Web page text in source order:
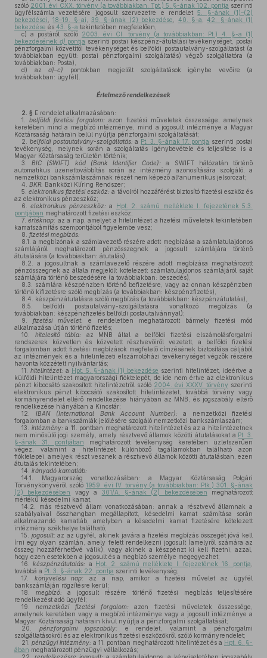
szóló 2001. évi CXX. törvény (a továbbiakban: Tpt.) 5. §-ának 102. pontja szerinti
ügyfélszámla vezetésére jogosult szervezetre e rendelet5. §-ának (1)–(2)
bekezdései ,18–19. §-ai ,39. §-ának (2) bekezdése 40. §-a ,42. §-ának (1)
bekezdése és 43. §-a tekintetében megfelelően,
c) a postáról szóló 2003. évi CI. törvény (a továbbiakban: Pt.) 4. §-a (1)
bekezdésének d) pontja szerinti postai készpénz-átutalási tevékenységet, postai
pénzforgalmi közvetítői tevékenységet és belföldi postautalvány-szolgáltatást (a
továbbiakban együtt: postai pénzforgalmi szolgáltatás) végző szolgáltatóra (a
továbbiakban: Posta),
d) az a)–c) pontokban megjelölt szolgáltatások igénybe vevőire (a
továbbiakban: ügyfél).
Értelmező rendelkezések
2. § E rendelet alkalmazásában:
1.
belföldi fizetési forgalom: azon fizetési műveletek összessége, amelynek
keretében mind a megbízó intézménye, mind a jogosult intézménye a Magyar
Köztársaság határain belül nyújtja pénzforgalmi szolgáltatását;
2.
belföldi postautalvány-szolgáltatás: a Pt. 3. §-ának 17. pontja szerinti postai
tevékenység, melynek során a szolgáltatás igénybevétele és teljesítése is a
Magyar Köztársaság területén történik;
3.
BIC (SWIFT) kód (Bank Identifier Code):
a SWIFT hálózatán történő
automatikus üzenettovábbítás során az intézmény azonosítására szolgáló, a
nemzetközi bankszámlaszámnak részét nem képező alfanumerikus jelsorozat;
4. BKR: Bankközi Klíring Rendszer;
5. elektronikus fizetési eszköz: a távolról hozzáférést biztosító fizetési eszköz és
az elektronikus pénzeszköz;
6.
elektronikus pénzeszköz: a
Hpt. 2. számú melléklete I. fejezetének 5.3.
pontjában meghatározott fizetési eszköz;
7. értéknap: az a nap, amelyet a hitelintézet a fizetési műveletek tekintetében
kamatszámítás szempontjából figyelembe vesz;
8. fizetési megbízás:
8.1. a megbízónak a számlavezető részére adott megbízása a számlatulajdonos
számlájáról meghatározott pénzösszegnek a jogosult számlájára történő
átutalására (a továbbiakban: átutalás),
8.2. a jogosultnak a számlavezető részére adott megbízása meghatározott
pénzösszegnek az általa megjelölt kötelezett számlatulajdonos számlájáról saját
számlájára történő beszedésére (a továbbiakban: beszedés),
8.3. számlára készpénzben történő befizetésre, vagy az onnan készpénzben
történő kifizetésre szóló megbízás (a továbbiakban: készpénzfizetés),
8.4. készpénzátutalásra szóló megbízás (a továbbiakban: készpénzátutalás),
8.5. belföldi postautalvány-szolgáltatásra vonatkozó megbízás (a
továbbiakban: készpénzfizetés belföldi postautalvánnyal);
9.
fizetési művelet:
e rendeletben meghatározott bármely fizetési mód
alkalmazása útján történő fizetés;
10.
hitelesítő tábla: az MNB által a belföldi fizetési elszámolásforgalmi
rendszerek közvetlen és közvetett résztvevőiről vezetett, a belföldi fizetési
forgalomban adott fizetési megbízások megfelelő címzésének biztosítása céljából
az intézmények és a hitelintézeti elszámolóházi tevékenységet végzők részére
havonta közzétett nyilvántartás;
11.
hitelintézet: a Hpt. 5. §-ának (1) bekezdése szerinti hitelintézet, ideértve a
külföldi hitelintézet magyarországi fióktelepét, de ide nem értve az elektronikus
pénzt kibocsátó szakosított hitelintézetről szóló 2004. évi XXXV. törvény szerinti
elektronikus pénzt kibocsátó szakosított hitelintézetet, továbbá törvény vagy
kormányrendelet eltérő rendelkezése hiányában az MNB, és jogszabály eltérő
rendelkezése hiányában a Kincstár;
12.
IBAN (International Bank Account Number): a nemzetközi fizetési
forgalomban a bankszámlák jelölésére szolgáló nemzetközi bankszámlaszám;
13.
intézmény: a 11. pontban meghatározott hitelintézet és az a hitelintézetnek
nem minősülő jogi személy, amely résztvevő államok közötti átutalásokat a Pt. 3.
§-ának 31. pontjában meghatározott tevékenység keretében üzletszerűen
végez, valamint a hitelintézet különböző tagállamokban található azon
fióktelepei, amelyek részt vesznek a résztvevő államok közötti átutalásban, ezen
átutalás tekintetében;
14. irányadó kamatláb:
14.1. Magyarország vonatkozásában: a Magyar Köztársaság Polgári
Törvénykönyvéről szóló 1959. évi IV. törvény (a továbbiakban: Ptk.) 301. §-ának
(2) bekezdésében
vagy a 301/A. §-ának (2) bekezdésében meghatározott
mértékű késedelmi kamat,
14.2. más résztvevő állam vonatkozásában: annak a résztvevő államnak a
szabályaival összhangban megállapított, késedelmi kamat számítása során
alkalmazandó kamatláb, amelyben a késedelmi kamat fizetésére kötelezett
intézmény székhelye található;
15.
jogosult: az az ügyfél, akinek javára a fizetési megbízás összegét jóvá kell
írni egy olyan számlán, amely felett rendelkezni jogosult (amelyről számára az
összeg hozzáférhetővé válik), vagy akinek a készpénzt ki kell fizetni, azzal,
hogy ezen esetekben a jogosult és a megbízó személye megegyezhet;
16.
készpénzátutalás: a Hpt. 2. számú melléklete I. fejezetének 16. pontja
továbbá a Pt. 3. §-ának 22. pontja szerinti tevékenység;
17.
könyvelési nap: az a nap, amikor a fizetési művelet az ügyfél
bankszámláján rögzítésre kerül;
18.
megbízó: a jogosult részére történő fizetési megbízás teljesítésére
rendelkezést adó ügyfél;
19.
nemzetközi fizetési forgalom: azon fizetési műveletek összessége,
amelynek keretében vagy a megbízó intézménye vagy a jogosult intézménye a
Magyar Köztársaság határain kívül nyújtja a pénzforgalmi szolgáltatását;
20.
pénzforgalmi jogszabály: e rendelet, valamint a pénzforgalmi
szolgáltatásokról és az elektronikus fizetési eszközökről szóló kormányrendelet;
21. pénzügyi intézmény: a 11. pontban meghatározott hitelintézet és a Hpt. 6. §-
ában meghatározott pénzügyi vállalkozás;